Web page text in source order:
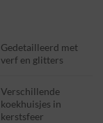
Gedetailleerd met
verf en glitters
Verschillende
koekhuisjes in
kerstsfeer